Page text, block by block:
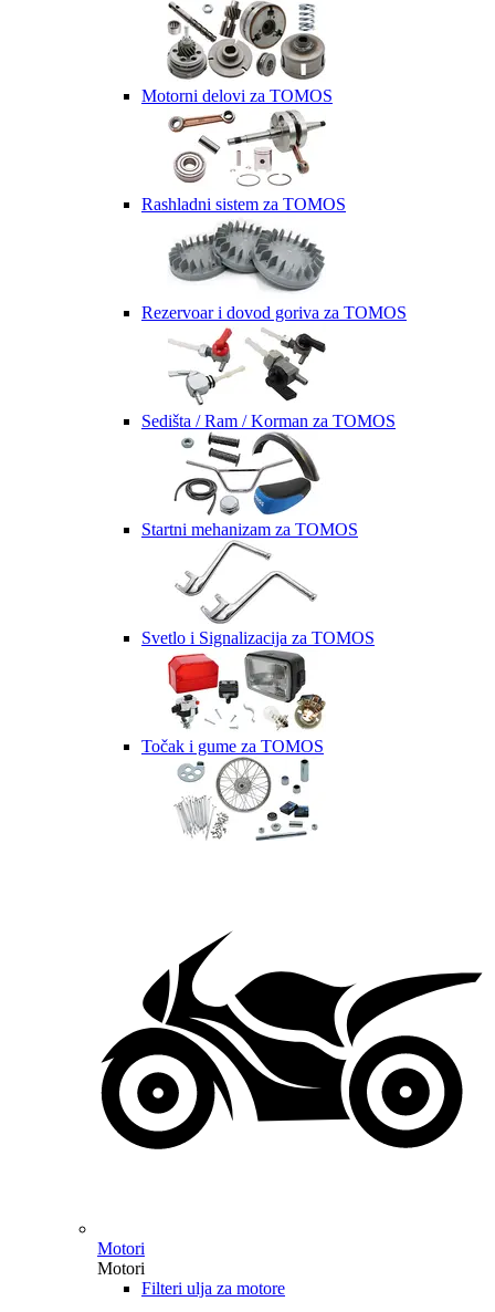
Motorni delovi za TOMOS
Rashladni sistem za TOMOS
Rezervoar i dovod goriva za TOMOS
Sedišta / Ram / Korman za TOMOS
Startni mehanizam za TOMOS
Svetlo i Signalizacija za TOMOS
Točak i gume za TOMOS
Motori
Motori
Filteri ulja za motore